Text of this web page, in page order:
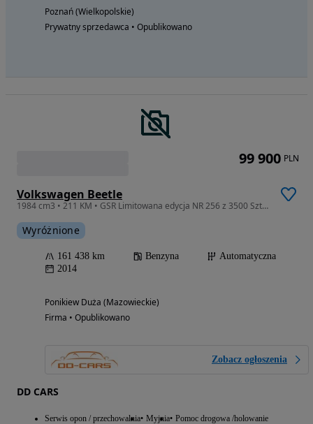
Poznań (Wielkopolskie)
Prywatny sprzedawca • Opublikowano
Volkswagen Beetle
1984 cm3 • 211 KM • GSR Limitowana edycja NR 256 z 3500 Sztuk Serwis Gwarancja
Wyróżnione
161 438 km Benzyna
Automatyczna
2014
Ponikiew Duża (Mazowieckie)
Firma • Opublikowano
Zobacz ogłoszenia
DD CARS
Serwis opon / przechowalnia Myjnia Pomoc drogowa /holowanie
99 900 PLN